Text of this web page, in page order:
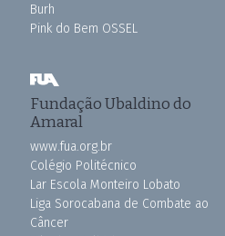
Burh
Pink do Bem OSSEL
Fundação Ubaldino do
Amaral
www.fua.org.br
Colégio Politécnico
Lar Escola Monteiro Lobato
Liga Sorocabana de Combate ao
Câncer